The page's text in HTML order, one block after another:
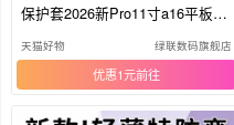
保护套2026新Pro11寸a16平板24
mini65款221第10十九9代电脑25
air3防摔18三折
天猫好物 绿联数码旗舰店
优惠1元